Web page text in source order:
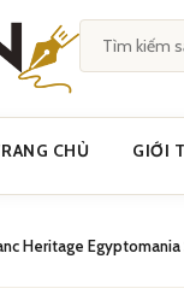
CHỦ GIỚI
Heritage